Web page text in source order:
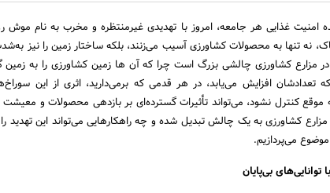
امنیت غذایی هر جامعه، امروز با تهدیدی غیرمنتظره و مخرب به نام موش
نه تنها به محصولات کشاورزی آسیب می‌زنند، بلکه ساختار زمین را نیز
مزارع کشاورزی چالشی بزرگ است چرا که آن ها زمین کشاورزی را به زمین
تعدادشان افزایش می‌یابد، در هر قدمی که برمی‌دارید، اثری از این
موقع کنترل نشود، می‌تواند تأثیرات گسترده‌ای بر بازدهی محصولات و معیشت
کشاورزی به یک چالش تبدیل شده و چه راهکارهایی می‌تواند این تهدید
می‌پردازیم.
بی‌پایان